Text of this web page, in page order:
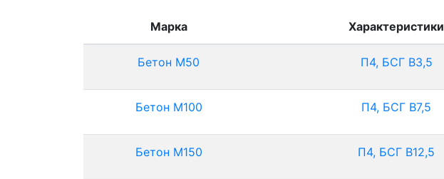
Марка Характеристики
Бетон М50 П4, БСГ В3,5
Бетон М100 П4, БСГ В7,5
Бетон М150 П4, БСГ В12,5